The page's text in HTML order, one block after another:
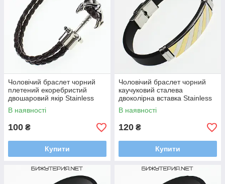
Чоловічий браслет чорний
плетений екоребристий
двошаровий якір Stainless
Steel довжина 22 см ширина
13 мм
В наявності
100 ₴
Купити
Чоловічий браслет чорний
каучуковий сталева
двоколірна вставка Stainless
Steel довжина 22 см ширина
12 мм
В наявності
120 ₴
Купити